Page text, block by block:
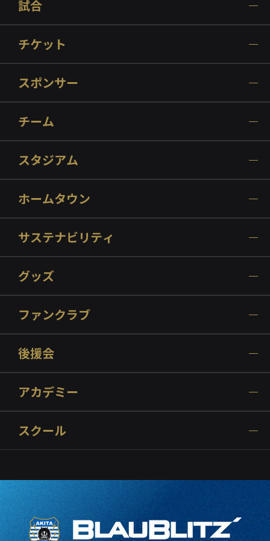
試合
チケット
スポンサー
チーム
スタジアム
ホームタウン
サステナビリティ
グッズ
ファンクラブ
後援会
アカデミー
スクール